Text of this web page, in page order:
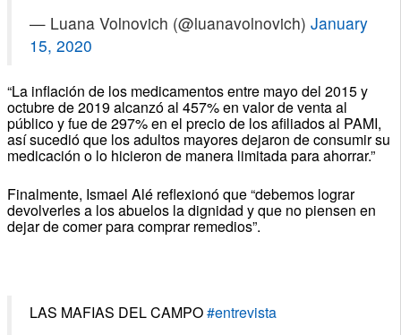
— Luana Volnovich (@luanavolnovich) January
15, 2020
“La inflación de los medicamentos entre mayo del 2015 y
octubre de 2019 alcanzó al 457% en valor de venta al
público y fue de 297% en el precio de los afiliados al PAMI,
así sucedió que los adultos mayores dejaron de consumir su
medicación o lo hicieron de manera limitada para ahorrar.”
Finalmente, Ismael Alé reflexionó que “debemos lograr
devolverles a los abuelos la dignidad y que no piensen en
dejar de comer para comprar remedios”.
LAS MAFIAS DEL CAMPO#entrevista